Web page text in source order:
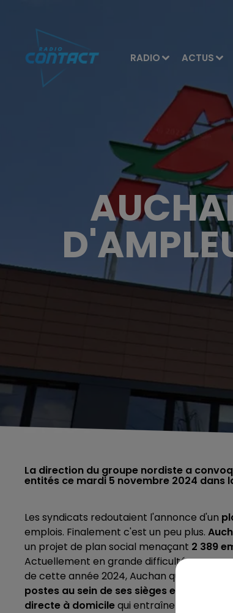
RADIO ACTUS
La direction du groupe nordiste a
entités ce mardi 5 novembre 2024 dans
Les syndicats redoutaient l'annonce d'un
emplois. Finalement c'est un peu plus.
un projet de plan social menaçant 2 389
Actuellement en grande difficulté, avec
de cette année 2024,Auchan qui emploie
postes au sein de ses sièges et 915
directe à domicilequi entraînerait 224